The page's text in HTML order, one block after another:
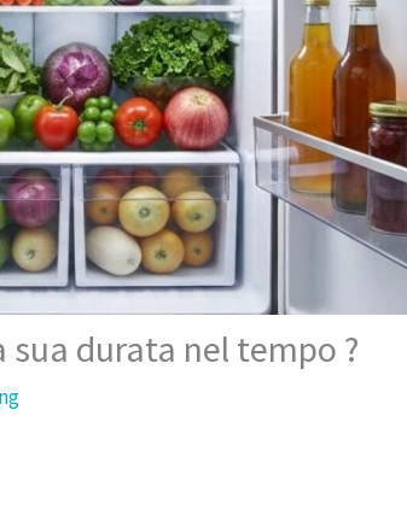
durata nel tempo ?